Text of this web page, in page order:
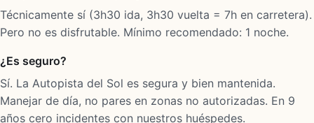
Técnicamente sí (3h30 ida, 3h30 vuelta = 7h en carretera).
Pero no es disfrutable. Mínimo recomendado: 1 noche.
¿Es seguro?
Sí. La Autopista del Sol es segura y bien mantenida.
Manejar de día, no pares en zonas no autorizadas. En 9
años cero incidentes con nuestros huéspedes.